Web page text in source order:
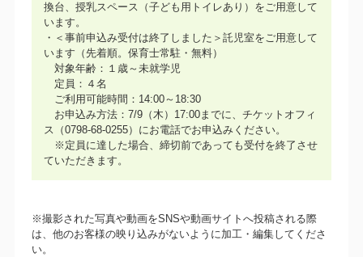
換台、授乳スペース（子ども用トイレあり）をご用意して
います。
・＜事前申込み受付は終了しました＞託児室をご用意して
います（先着順。保育士常駐・無料）
対象年齢：１歳～未就学児
定員：４名
ご利用可能時間：14:00～18:30
お申込み方法：7/9（木）17:00までに、チケットオフィ
ス（0798-68-0255）にお電話でお申込みください。
※定員に達した場合、締切前であっても受付を終了させ
ていただきます。
※撮影された写真や動画をSNSや動画サイトへ投稿される際
は、他のお客様の映り込みがないように加工・編集してくださ
い。